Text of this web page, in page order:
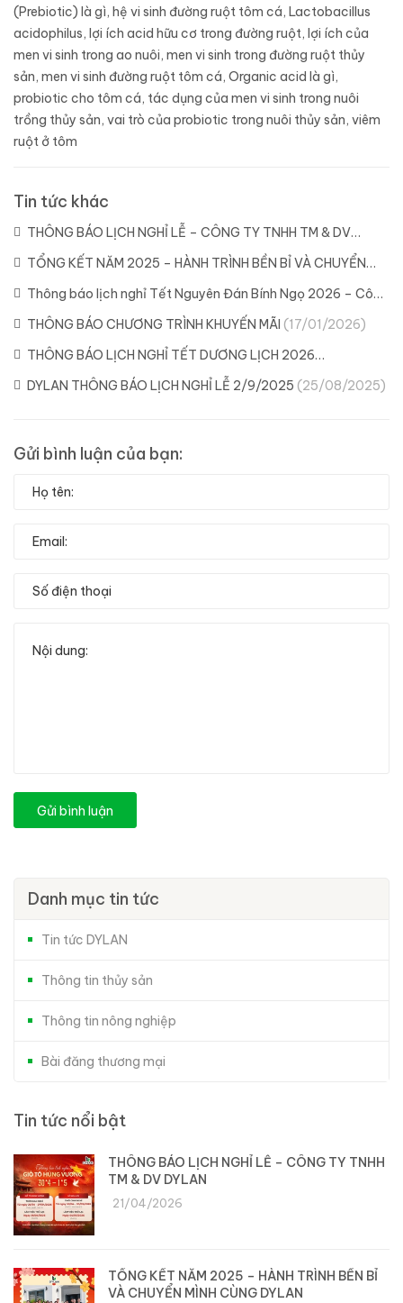
(Prebiotic) là gì, hệ vi sinh đường ruột tôm cá, Lactobacillus
acidophilus, lợi ích acid hữu cơ trong đường ruột, lợi ích của
men vi sinh trong ao nuôi, men vi sinh trong đường ruột thủy
sản, men vi sinh đường ruột tôm cá, Organic acid là gì,
probiotic cho tôm cá, tác dụng của men vi sinh trong nuôi
trồng thủy sản, vai trò của probiotic trong nuôi thủy sản, viêm
ruột ở tôm
Tin tức khác
THÔNG BÁO LỊCH NGHỈ LỄ – CÔNG TY TNHH TM & DV
DYLAN (21/04/2026)
TỔNG KẾT NĂM 2025 – HÀNH TRÌNH BỀN BỈ VÀ CHUYỂN
MÌNH CÙNG DYLAN(11/02/2026)
Thông báo lịch nghỉ Tết Nguyên Đán Bính Ngọ 2026 – Công
ty Dylan(04/02/2026)
THÔNG BÁO CHƯƠNG TRÌNH KHUYẾN MÃI (17/01/2026)
THÔNG BÁO LỊCH NGHỈ TẾT DƯƠNG LỊCH 2026
(29/12/2025)
DYLAN THÔNG BÁO LỊCH NGHỈ LỄ 2/9/2025 (25/08/2025)
Gửi bình luận của bạn:
Gửi bình luận
Danh mục tin tức
Tin tức DYLAN
Thông tin thủy sản
Thông tin nông nghiệp
Bài đăng thương mại
Tin tức nổi bật
THÔNG BÁO LỊCH NGHỈ LỄ – CÔNG TY TNHH
TM & DV DYLAN
21/04/2026
TỔNG KẾT NĂM 2025 – HÀNH TRÌNH BỀN BỈ
VÀ CHUYỂN MÌNH CÙNG DYLAN